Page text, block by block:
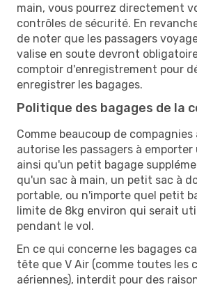
main, vous pourrez directement
contrôles de sécurité. En
de noter que les passagers
valise en soute devront
comptoir d'enregistrement pour
enregistrer les bagages.
Politique des bagages de la
Comme beaucoup de compagnies
autorise les passagers à
ainsi qu'un petit bagage
qu'un sac à main, un petit sac à
portable, ou n'importe quel petit
limite de 8kg environ qui serait
pendant le vol.
En ce qui concerne les bagages
tête que V Air (comme toutes les
aériennes), interdit pour des